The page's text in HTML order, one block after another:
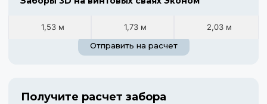
1,53 м 1,73 м
2,03 м
Отправить на расчет
Получите расчет забора